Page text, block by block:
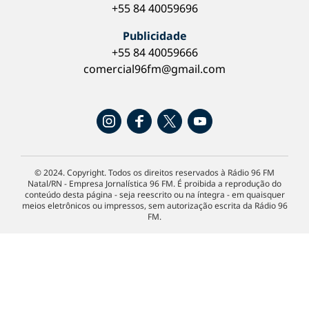
+55 84 40059696
Publicidade
+55 84 40059666
comercial96fm@gmail.com
© 2024. Copyright. Todos os direitos reservados à Rádio 96 FM
Natal/RN - Empresa Jornalística 96 FM. É proibida a reprodução do
conteúdo desta página - seja reescrito ou na íntegra - em quaisquer
meios eletrônicos ou impressos, sem autorização escrita da Rádio 96
FM.